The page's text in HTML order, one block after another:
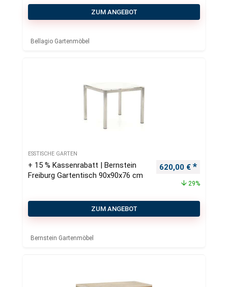
ZUM ANGEBOT
Bellagio Gartenmöbel
ESSTISCHE GARTEN
+ 15 % Kassenrabatt | Bernstein
Freiburg Gartentisch 90x90x76 cm
Ursprünglicher
620,00 €
29%
ZUM ANGEBOT
Bernstein Gartenmöbel